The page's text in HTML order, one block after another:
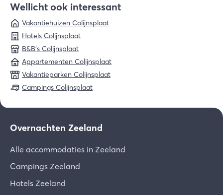
Wellicht ook interessant
Vakantiehuizen Colijnsplaat
Hotels Colijnsplaat
B&B's Colijnsplaat
Appartementen Colijnsplaat
Vakantieparken Colijnsplaat
Campings Colijnsplaat
Overnachten Zeeland
Alle accommodaties in Zeeland
Campings Zeeland
Hotels Zeeland